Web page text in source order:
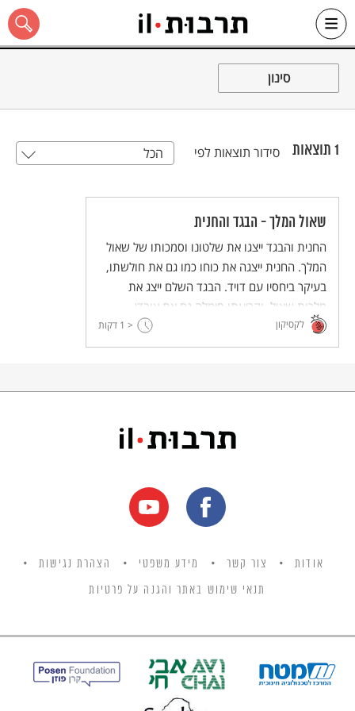
Skip
כל האתר
סינון
1 תוצאות סידור תוצאות לפי הכל
שאול המלך - הבגד והחנית
החנית והבגד ייצגו את שלטונו וסמכותו של שאול
המלך. החנית ייצגה את כוחו כמו גם את חולשתו,
בעיקר ביחסיו עם דויד. הבגד השלם ייצג את
מלכות שאול, וקריעתו סימלה גם את אובדן
השלטון וגם את הקרע ביחסו עם שמואל הנביא.
לקסיקון < 1 דקות
אודות צור קשר מידע משפטי הצהרת נגישות
תנאי שימוש באתר והגנה על פרטיות